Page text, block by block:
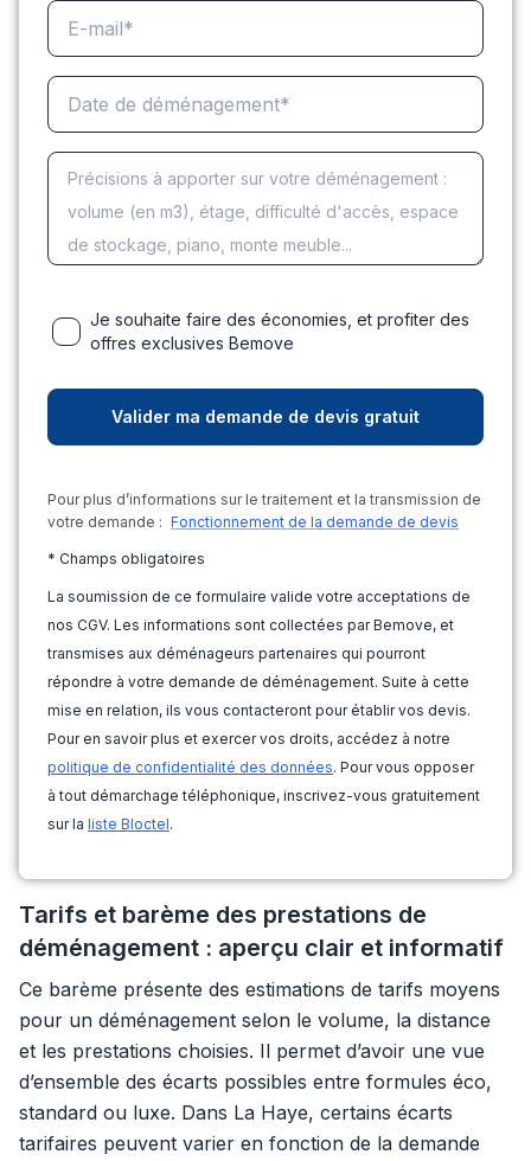
Je souhaite faire des économies, et profiter des
offres exclusives Bemove
Pour plus d’informations sur le traitement et la transmission de
votre demande : Fonctionnement de la demande de devis
* Champs obligatoires
La soumission de ce formulaire valide votre acceptations de
nos CGV. Les informations sont collectées par Bemove, et
transmises aux déménageurs partenaires qui pourront
répondre à votre demande de déménagement. Suite à cette
mise en relation, ils vous contacteront pour établir vos devis.
Pour en savoir plus et exercer vos droits, accédez à notre
politique de confidentialité des données. Pour vous opposer
à tout démarchage téléphonique, inscrivez-vous gratuitement
sur la liste Bloctel.
Tarifs et barème des prestations de
déménagement : aperçu clair et informatif
Ce barème présente des estimations de tarifs moyens
pour un déménagement selon le volume, la distance
et les prestations choisies. Il permet d’avoir une vue
d’ensemble des écarts possibles entre formules éco,
standard ou luxe. Dans La Haye, certains écarts
tarifaires peuvent varier en fonction de la demande